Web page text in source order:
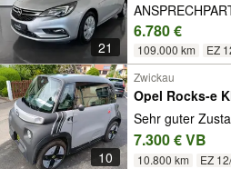
21
6.780 €
109.000 km EZ
10
Zwickau
Opel Rocks-e
Sehr guter
7.300 € VB
10.800 km EZ